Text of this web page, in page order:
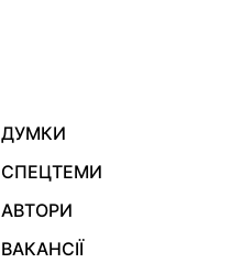
ДУМКИ
СПЕЦТЕМИ
АВТОРИ
ВАКАНСІЇ